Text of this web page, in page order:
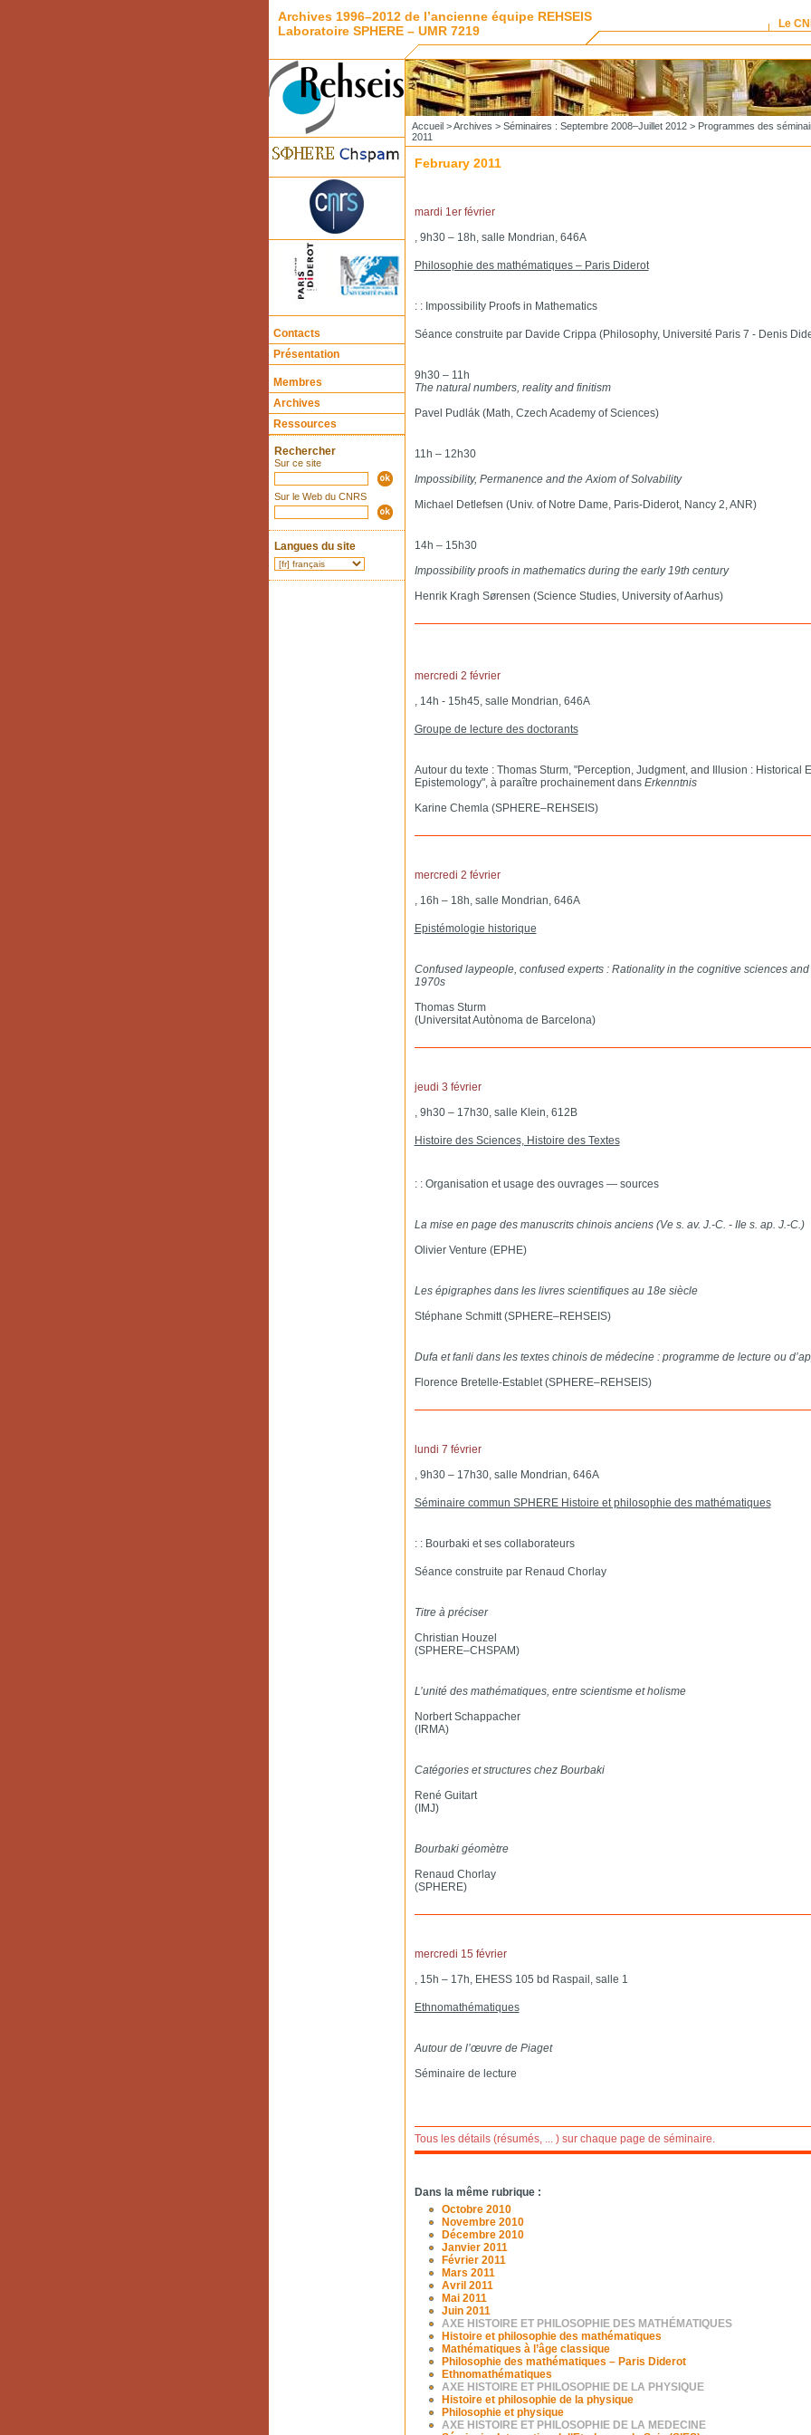
Archives 1996–2012 de l’ancienne équipe REHSEIS
Laboratoire SPHERE – UMR 7219
Le
Contacts
Présentation
Membres
Archives
Ressources
Rechercher
Sur ce site
Sur le Web du CNRS
Langues du site
Accueil>Archives > Séminaires : Septembre 2008–Juillet 2012> Programmes des
2011
February 2011
mardi 1er février
, 9h30 – 18h, salle Mondrian, 646A
Philosophie des mathématiques – Paris Diderot
: : Impossibility Proofs in Mathematics
Séance construite par Davide Crippa (Philosophy, Université Paris 7 - Denis
9h30 – 11h
The natural numbers, reality and finitism
Pavel Pudlák (Math, Czech Academy of Sciences)
11h – 12h30
Impossibility, Permanence and the Axiom of Solvability
Michael Detlefsen (Univ. of Notre Dame, Paris-Diderot, Nancy 2, ANR)
14h – 15h30
Impossibility proofs in mathematics during the early 19th century
Henrik Kragh Sørensen (Science Studies, University of Aarhus)
mercredi 2 février
, 14h - 15h45, salle Mondrian, 646A
Groupe de lecture des doctorants
Autour du texte : Thomas Sturm, "Perception, Judgment, and Illusion : Historical
Epistemology", à paraître prochainement dans Erkenntnis
Karine Chemla (SPHERE–REHSEIS)
mercredi 2 février
, 16h – 18h, salle Mondrian, 646A
Epistémologie historique
Confused laypeople, confused experts : Rationality in the cognitive sciences
1970s
Thomas Sturm
(Universitat Autònoma de Barcelona)
jeudi 3 février
, 9h30 – 17h30, salle Klein, 612B
Histoire des Sciences, Histoire des Textes
: : Organisation et usage des ouvrages — sources
La mise en page des manuscrits chinois anciens (Ve s. av. J.-C. - IIe s. ap. J.-C.)
Olivier Venture (EPHE)
Les épigraphes dans les livres scientifiques au 18e siècle
Stéphane Schmitt (SPHERE–REHSEIS)
Dufa et fanli dans les textes chinois de médecine : programme de lecture ou
Florence Bretelle-Establet (SPHERE–REHSEIS)
lundi 7 février
, 9h30 – 17h30, salle Mondrian, 646A
Séminaire commun SPHERE Histoire et philosophie des mathématiques
: : Bourbaki et ses collaborateurs
Séance construite par Renaud Chorlay
Titre à préciser
Christian Houzel
(SPHERE–CHSPAM)
L’unité des mathématiques, entre scientisme et holisme
Norbert Schappacher
(IRMA)
Catégories et structures chez Bourbaki
René Guitart
(IMJ)
Bourbaki géomètre
Renaud Chorlay
(SPHERE)
mercredi 15 février
, 15h – 17h, EHESS 105 bd Raspail, salle 1
Ethnomathématiques
Autour de l’œuvre de Piaget
Séminaire de lecture
Tous les détails (résumés, ... ) sur chaque page de séminaire.
Dans la même rubrique :
Octobre 2010
Novembre 2010
Décembre 2010
Janvier 2011
Février 2011
Mars 2011
Avril 2011
Mai 2011
Juin 2011
AXE HISTOIRE ET PHILOSOPHIE DES MATHÉMATIQUES
Histoire et philosophie des mathématiques
Mathématiques à l’âge classique
Philosophie des mathématiques – Paris Diderot
Ethnomathématiques
AXE HISTOIRE ET PHILOSOPHIE DE LA PHYSIQUE
Histoire et philosophie de la physique
Philosophie et physique
AXE HISTOIRE ET PHILOSOPHIE DE LA MEDECINE